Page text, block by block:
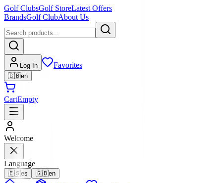
Golf ClubsGolf StoreLatest Offers
BrandsGolf ClubAbout Us
Log In Favorites
🇬🇧en
CartEmpty
Welcome
Language
🇪🇸es 🇬🇧en